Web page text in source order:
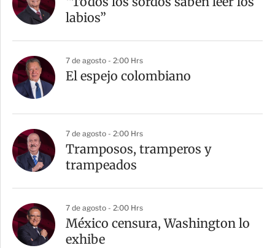
labios”
7 de agosto - 2:00 Hrs
El espejo colombiano
7 de agosto - 2:00 Hrs
Tramposos, tramperos y
trampeados
7 de agosto - 2:00 Hrs
México censura, Washington lo
exhibe